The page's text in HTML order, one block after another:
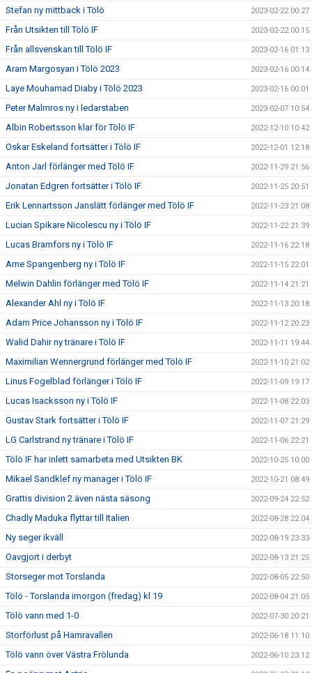
Stefan ny mittback i Tölö 2023-02-22 00:27
Från Utsikten till Tölö IF 2023-02-22 00:15
Från allsvenskan till Tölö IF 2023-02-16 01:13
Aram Margosyan i Tölö 2023 2023-02-16 00:14
Laye Mouhamad Diaby i Tölö 2023 2023-02-16 00:01
Peter Malmros ny i ledarstaben 2023-02-07 10:54
Albin Robertsson klar för Tölö IF 2022-12-10 10:42
Oskar Eskeland fortsätter i Tölö IF 2022-12-01 12:18
Anton Jarl förlänger med Tölö IF 2022-11-29 21:56
Jonatan Edgren fortsätter i Tölö IF 2022-11-25 20:51
Erik Lennartsson Janslätt förlänger med Tölö IF 2022-11-23 21:08
Lucian Spikare Nicolescu ny i Tölö IF 2022-11-22 21:39
Lucas Bramfors ny i Tölö IF 2022-11-16 22:18
Arne Spangenberg ny i Tölö IF 2022-11-15 22:01
Melwin Dahlin förlänger med Tölö IF 2022-11-14 21:21
Alexander Ahl ny i Tölö IF 2022-11-13 20:18
Adam Price Johansson ny i Tölö IF 2022-11-12 20:23
Walid Dahir ny tränare i Tölö IF 2022-11-11 19:44
Maximilian Wennergrund förlänger med Tölö IF 2022-11-10 21:02
Linus Fogelblad förlänger i Tölö IF 2022-11-09 19:17
Lucas Isacksson ny i Tölö IF 2022-11-08 22:03
Gustav Stark fortsätter i Tölö IF 2022-11-07 21:29
LG Carlstrand ny tränare i Tölö IF 2022-11-06 22:21
Tölö IF har inlett samarbeta med Utsikten BK 2022-10-25 10:00
Mikael Sandklef ny manager i Tölö IF 2022-10-21 08:49
Grattis division 2 även nästa säsong 2022-09-24 22:52
Chadly Maduka flyttar till Italien 2022-08-28 22:04
Ny seger ikväll 2022-08-19 23:33
Oavgjort i derbyt 2022-08-13 21:25
Storseger mot Torslanda 2022-08-05 22:50
Tölö - Torslanda imorgon (fredag) kl 19 2022-08-04 21:05
Tölö vann med 1-0 2022-07-30 20:21
Storförlust på Hamravallen 2022-06-18 11:10
Tölö vann över Västra Frölunda 2022-06-10 23:12